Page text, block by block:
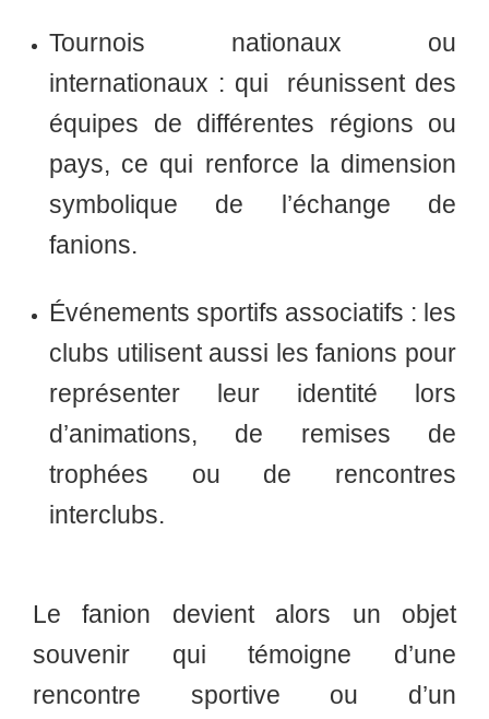
Tournois nationaux ou
internationaux : qui réunissent des
équipes de différentes régions ou
pays, ce qui renforce la dimension
symbolique de l’échange de
fanions.
Événements sportifs associatifs : les
clubs utilisent aussi les fanions pour
représenter leur identité lors
d’animations, de remises de
trophées ou de rencontres
interclubs.
Le fanion devient alors un objet
souvenir qui témoigne d’une
rencontre sportive ou d’un